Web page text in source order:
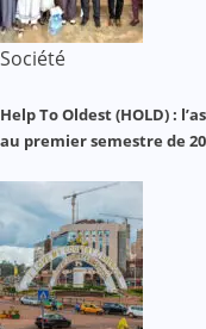
Société
Help To Oldest (HOLD) :
au premier semestre de